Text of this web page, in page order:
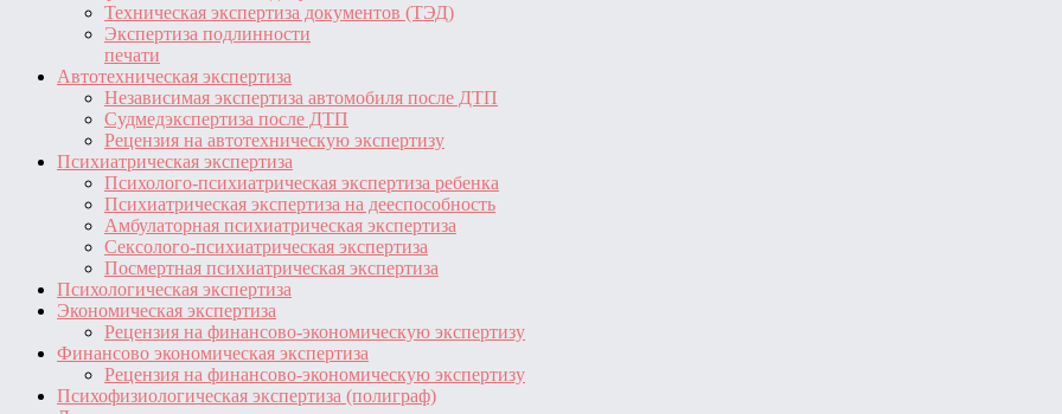
Техническая экспертиза документов (ТЭД)
Экспертиза подлинности
печати
Автотехническая экспертиза
Независимая экспертиза автомобиля после ДТП
Судмедэкспертиза после ДТП
Рецензия на автотехническую экспертизу
Психиатрическая экспертиза
Психолого-психиатрическая экспертиза ребенка
Психиатрическая экспертиза на дееспособность
Амбулаторная психиатрическая экспертиза
Сексолого-психиатрическая экспертиза
Посмертная психиатрическая экспертиза
Психологическая экспертиза
Экономическая экспертиза
Рецензия на финансово-экономическую экспертизу
Финансово экономическая экспертиза
Рецензия на финансово-экономическую экспертизу
Психофизиологическая экспертиза (полиграф)